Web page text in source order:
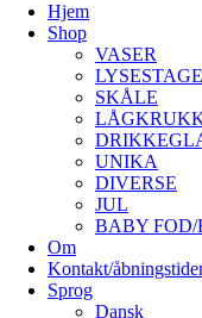
Hjem
Shop
VASER
SKÅLE
UNIKA
DIVERSE
JUL
BABY
Om
Kontakt/
Sprog
Dansk